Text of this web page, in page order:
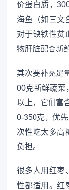
价蛋白质，
海鱼（如三文
对于缺铁性贫
物肝脏配合新
其次要补充足
00克新鲜蔬菜
以上，它们富
0-350克，优
次性吃太多高
负担。
很多人用红枣
性都适用。红